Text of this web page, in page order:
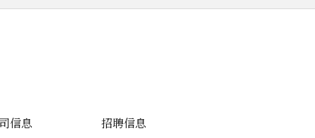
信息 招聘信息